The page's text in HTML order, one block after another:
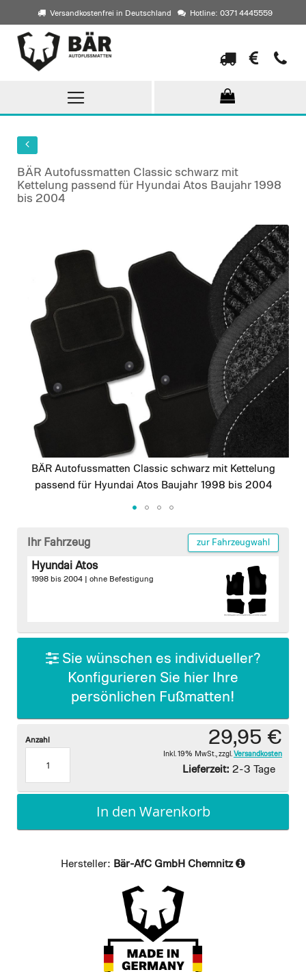
Versandkostenfrei in Deutschland Hotline: 0371 4445559
Direkt
zum
Inhalt
BÄR Autofussmatten Classic schwarz mit
Kettelung passend für Hyundai Atos Baujahr 1998
bis 2004
images
gallery
BÄR Autofussmatten Classic schwarz mit Kettelung
passend für Hyundai Atos Baujahr 1998 bis 2004
beginning
gallery
Ihr Fahrzeug zur Fahrzeugwahl
Hyundai Atos
1998 bis 2004 | ohne Befestigung
Sie wünschen es individueller?
Konfigurieren Sie hier Ihre
persönlichen Fußmatten!
29,95 €
Inkl. 19% MwSt. zzgl. Versandkosten
Lieferzeit: 2-3 Tage
Anzahl
In den Warenkorb
Hersteller: Bär-AfC GmbH Chemnitz